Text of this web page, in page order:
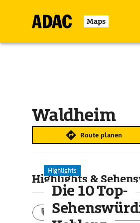
Maps
Waldheim
Route planen
Highlights &
Aktivitäten
Highlights
Die 10 Top-